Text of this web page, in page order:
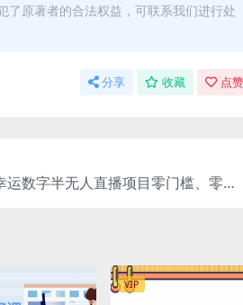
了原著者的合法权益，可联系我们进行处
分享 收藏 点
运数字半无人直播项目零门槛、零投
VIP